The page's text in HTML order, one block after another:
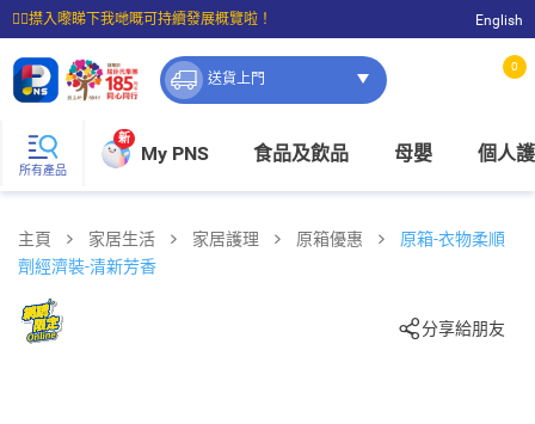
☝🏼㩒入嚟睇下我哋嘅可持續發展概覽啦！
⭐購物滿$399即享免費送貨；滿$100即可免費店取。
English
送貨上門
0
所有產品
新
My PNS 食品及飲品 母嬰 個人
主頁 家居生活 家居護理 原箱優惠
原箱-衣物柔順
劑經濟裝-清新芳香
分享給朋友